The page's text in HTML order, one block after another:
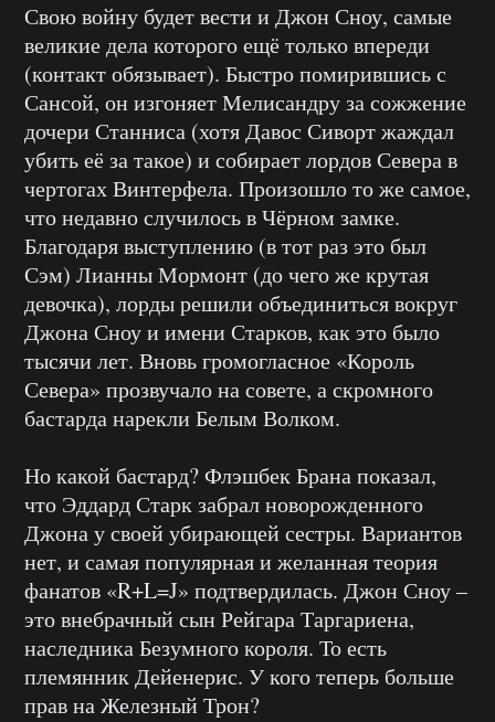
Свою войну будет вести и Джон Сноу, самые
великие дела которого ещё только впереди
(контакт обязывает). Быстро помирившись с
Сансой, он изгоняет Мелисандру за сожжение
дочери Станниса (хотя Давос Сиворт жаждал
убить её за такое) и собирает лордов Севера в
чертогах Винтерфела. Произошло то же самое,
что недавно случилось в Чёрном замке.
Благодаря выступлению (в тот раз это был
Сэм) Лианны Мормонт (до чего же крутая
девочка), лорды решили объединиться вокруг
Джона Сноу и имени Старков, как это было
тысячи лет. Вновь громогласное «Король
Севера» прозвучало на совете, а скромного
бастарда нарекли Белым Волком.
Но какой бастард? Флэшбек Брана показал,
что Эддард Старк забрал новорожденного
Джона у своей убирающей сестры. Вариантов
нет, и самая популярная и желанная теория
фанатов «R+L=J» подтвердилась. Джон Сноу –
это внебрачный сын Рейгара Таргариена,
наследника Безумного короля. То есть
племянник Дейенерис. У кого теперь больше
прав на Железный Трон?